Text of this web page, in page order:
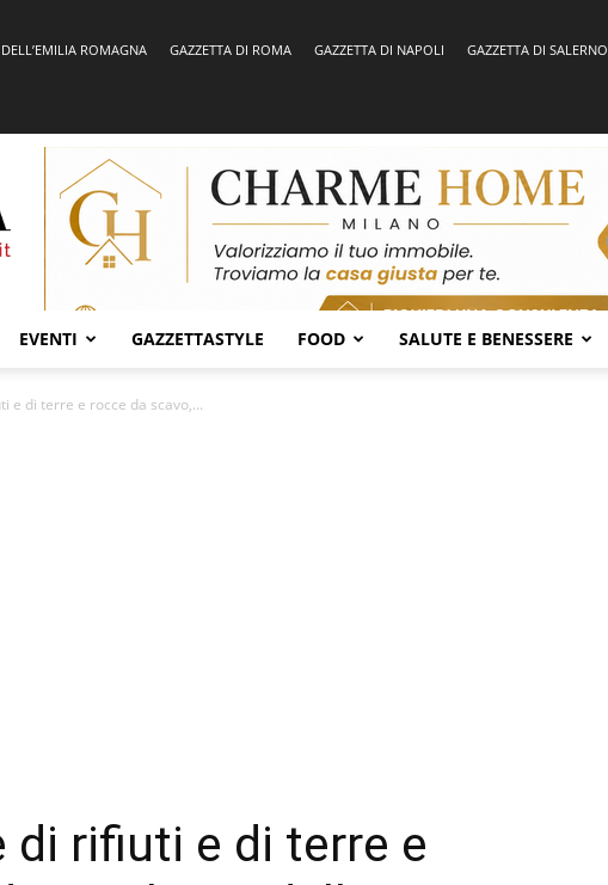
ROMAGNA GAZZETTA DI ROMA GAZZETTA DI NAPOLI GAZZETTA DI SALERNO
EVENTI GAZZETTASTYLE FOOD SALUTE E BENESSERE
e di terre e rocce da scavo,...
di rifiuti e di terre e